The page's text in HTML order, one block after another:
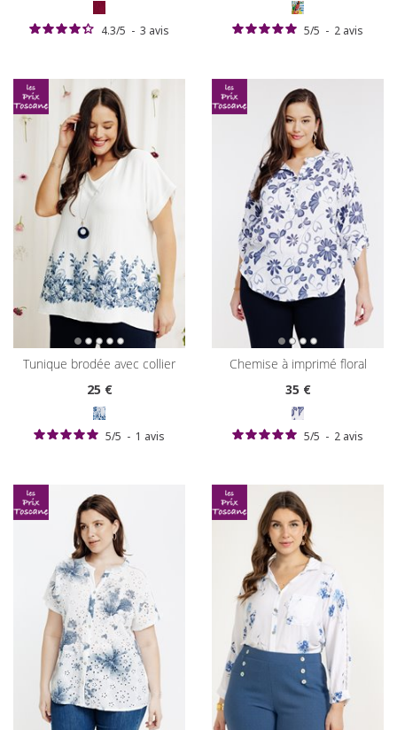
4.3/5 - 3 avis 5/5 - 2 avis
tunique brodée avec collier
25€
5/5 - 1 avis
chemise à imprimé floral
35€
5/5 - 2 avis